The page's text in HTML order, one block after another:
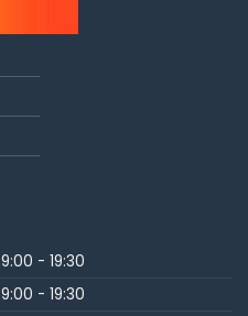
9:00 - 19:30
9:00 - 19:30